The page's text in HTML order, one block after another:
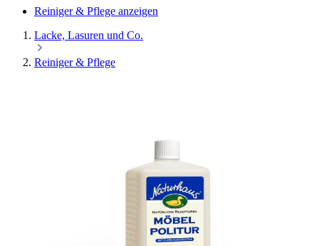
Reiniger & Pflege anzeigen
Lacke, Lasuren und Co.
Reiniger & Pflege